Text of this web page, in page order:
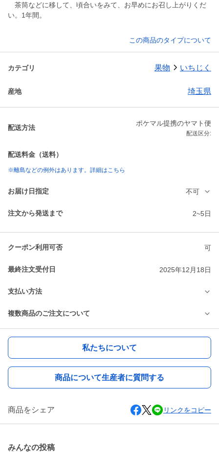
茶筒などに移して、頃合いをみて、お早めにお召し上がりくだ
い。1年間。
この商品のタイプについて
カテゴリ 果物 いちじく
産地 埼玉県
配送方法
ポケマル提携のヤマト便
配送区分:
配送料金（送料）
※離島などの例外はあります。詳細はこちら
お届け日指定 不可
注文から発送まで 2~5日
クーポン利用可否 可
最終注文受付日 2025年12月18日
支払い方法
複数商品のご注文について
私たちについて
商品について生産者に質問する
商品をシェア リンクをコピー
みんなの投稿